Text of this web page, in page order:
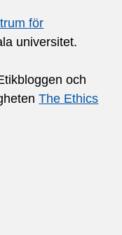
för
universitet.
och
The Ethics